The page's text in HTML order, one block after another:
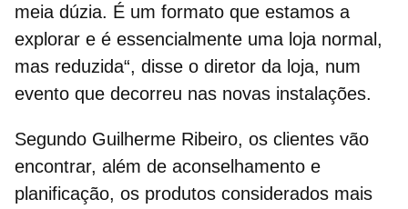
meia dúzia. É um formato que estamos a
explorar e é essencialmente uma loja normal,
mas reduzida“, disse o diretor da loja, num
evento que decorreu nas novas instalações.
Segundo Guilherme Ribeiro, os clientes vão
encontrar, além de aconselhamento e
planificação, os produtos considerados mais